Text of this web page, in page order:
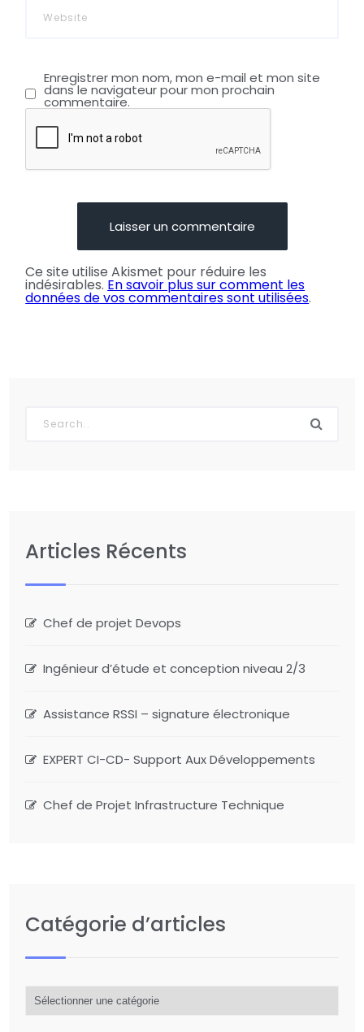
Enregistrer mon nom, mon e-mail et mon site
dans le navigateur pour mon prochain
commentaire.
Ce site utilise Akismet pour réduire les
indésirables. En savoir plus sur comment les
données de vos commentaires sont utilisées.
Articles Récents
Chef de projet Devops
Ingénieur d’étude et conception niveau 2/3
Assistance RSSI – signature électronique
EXPERT CI-CD- Support Aux Développements
Chef de Projet Infrastructure Technique
Catégorie d’articles
d’articles